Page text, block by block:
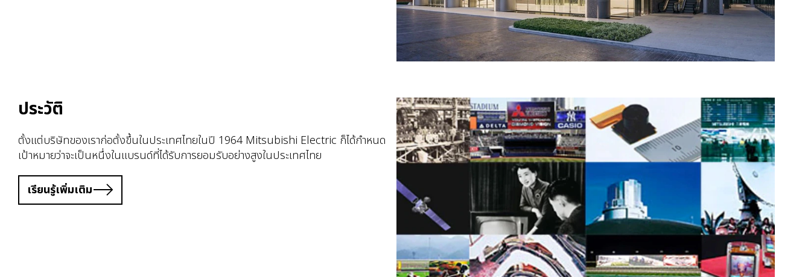
ประวัติ
ตั้งแต่บริษัทของเราก่อตั้งขึ้นในประเทศไทยในปี 1964 Mitsubishi Electric ก็ได้กำหนด
เป้าหมายว่าจะเป็นหนึ่งในแบรนด์ที่ได้รับการยอมรับอย่างสูงในประเทศไทย
เรียนรู้เพิ่มเติม